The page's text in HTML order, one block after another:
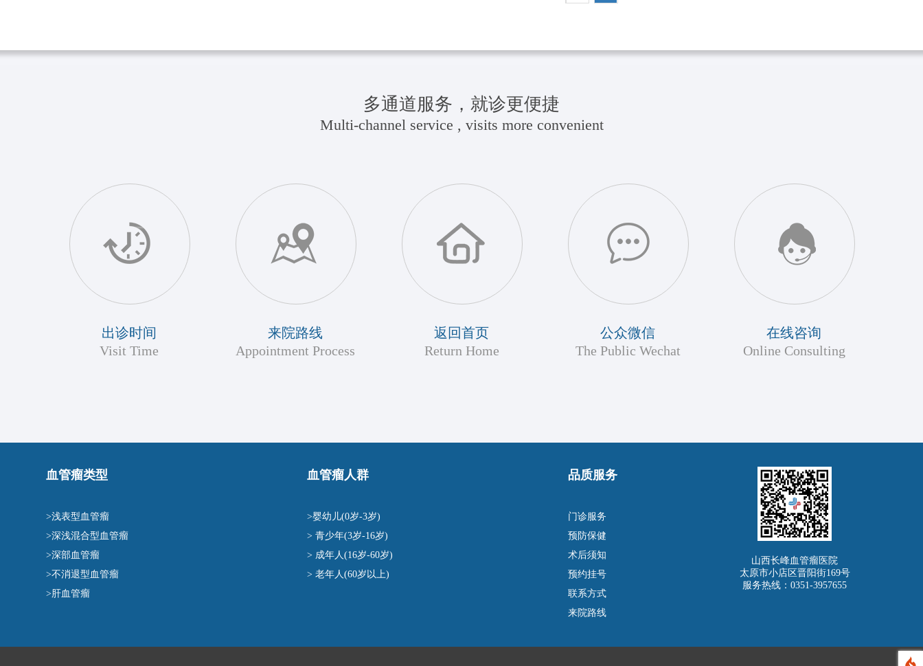
7
多通道服务，就诊更便捷
Multi-channel service , visits more convenient
出诊时间
Visit Time
来院路线
Appointment Process
返回首页
Return Home
公众微信
The Public Wechat
在线咨询
Online Consulting
血管瘤类型
>浅表型血管瘤
>深浅混合型血管瘤
>深部血管瘤
>不消退型血管瘤
>肝血管瘤
血管瘤人群
>婴幼儿(0岁-3岁)
> 青少年(3岁-16岁)
> 成年人(16岁-60岁)
> 老年人(60岁以上)
品质服务
门诊服务
预防保健
术后须知
预约挂号
联系方式
来院路线
山西长峰血管瘤医院
太原市小店区晋阳街169号
服务热线：0351-3957655